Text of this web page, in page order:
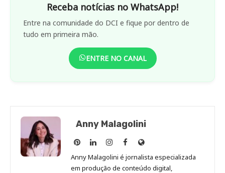
Receba notícias no WhatsApp!
Entre na comunidade do DCI e fique por dentro de
tudo em primeira mão.
ENTRE NO CANAL
Anny Malagolini
Anny
Malagolini
no
Anny
Malagolini
no
Anny
Malagolini
no
Anny
Malagolini
no
Site
de
Anny
Anny Malagolini é jornalista especializada
em produção de conteúdo digital,